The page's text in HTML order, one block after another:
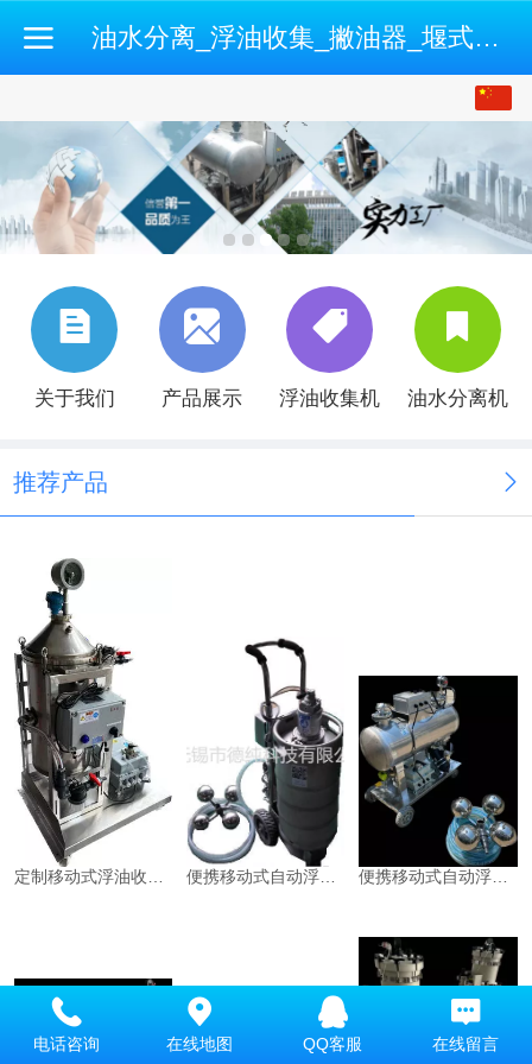
油水分离_浮油收集_撇油器_堰式撇油机_开式油水分离机-500强企业认证供应商
English
关于我们 产品展示 浮油收集机 油水分离机
推荐产品
电话咨询 在线地图 QQ客服 在线留言